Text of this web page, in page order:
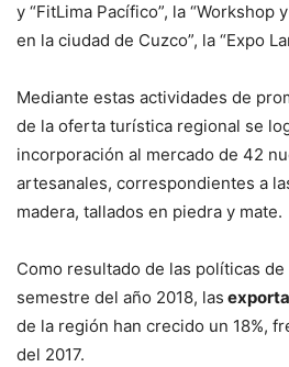
y “FitLima Pacífico”, la “Workshop
en la ciudad de Cuzco”, la “Expo
Mediante estas actividades de
de la oferta turística regional se
incorporación al mercado de 42
artesanales, correspondientes a
madera, tallados en piedra y mate.
Como resultado de las políticas
semestre del año 2018, las
de la región han crecido un 18%,
del 2017.